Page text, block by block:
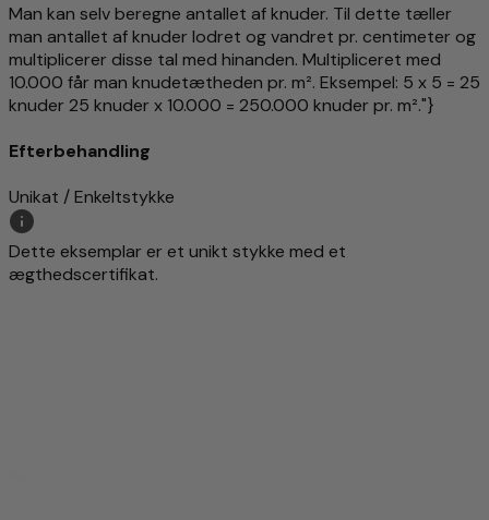
Man kan selv beregne antallet af knuder. Til dette tæller
man antallet af knuder lodret og vandret pr. centimeter og
multiplicerer disse tal med hinanden. Multipliceret med
10.000 får man knudetætheden pr. m². Eksempel: 5 x 5 = 25
knuder 25 knuder x 10.000 = 250.000 knuder pr. m²."}
Efterbehandling
Unikat / Enkeltstykke
Dette eksemplar er et unikt stykke med et
ægthedscertifikat.